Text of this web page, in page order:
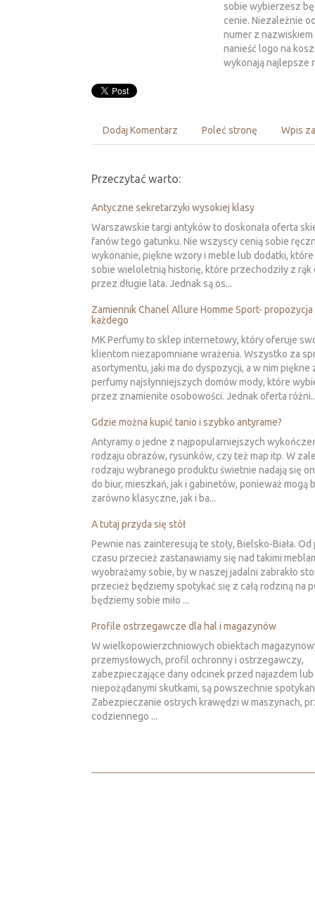
sobie wybierzesz
cenie. Niezależnie
numer z
nanieść logo na
wykonają najlepsze
Dodaj Komentarz Poleć stronę Wpis
Przeczytać warto:
Antyczne sekretarzyki wysokiej klasy
Warszawskie targi antyków to doskonała oferta
fanów tego gatunku. Nie wszyscy cenią sobie
wykonanie, piękne wzory i meble lub dodatki,
sobie wieloletnią historię, które przechodziły z rąk
przez długie lata. Jednak są os...
Zamiennik Chanel Allure Homme Sport- propozycja
każdego
MK Perfumy to sklep internetowy, który oferuje
klientom niezapomniane wrażenia. Wszystko za
asortymentu, jaki ma do dyspozycji, a w nim piękne
perfumy najsłynniejszych domów mody, które
przez znamienite osobowości. Jednak oferta
Gdzie można kupić tanio i szybko antyrame?
Antyramy o jedne z najpopularniejszych
rodzaju obrazów, rysunków, czy też map itp. W
rodzaju wybranego produktu świetnie nadają się
do biur, mieszkań, jak i gabinetów, ponieważ mogą
zarówno klasyczne, jak i ba...
A tutaj przyda się stół
Pewnie nas zainteresują te stoły, Bielsko-Biała.
czasu przecież zastanawiamy się nad takimi
wyobrażamy sobie, by w naszej jadalni zabrakło
przecież będziemy spotykać się z całą rodziną na
będziemy sobie miło ...
Profile ostrzegawcze dla hal i magazynów
W wielkopowierzchniowych obiektach
przemysłowych, profil ochronny i ostrzegawczy,
zabezpieczające dany odcinek przed najazdem
niepożądanymi skutkami, są powszechnie
Zabezpieczanie ostrych krawędzi w maszynach,
codziennego ...